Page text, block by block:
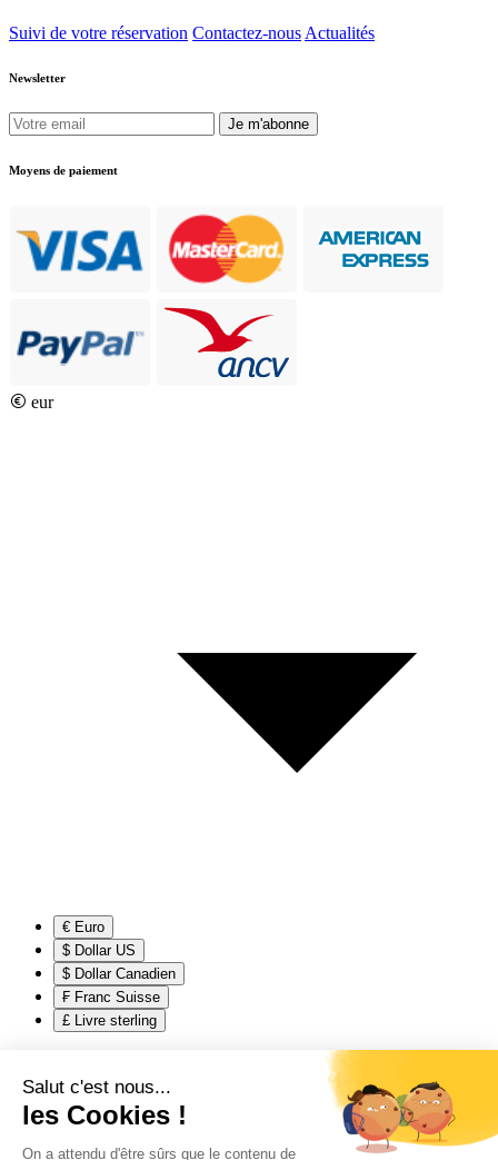
Suivi de votre réservation Contactez-nous Actualités
Newsletter
Je m'abonne
Moyens de paiement
eur
€ Euro
$ Dollar US
$ Dollar Canadien
₣ Franc Suisse
£ Livre sterling